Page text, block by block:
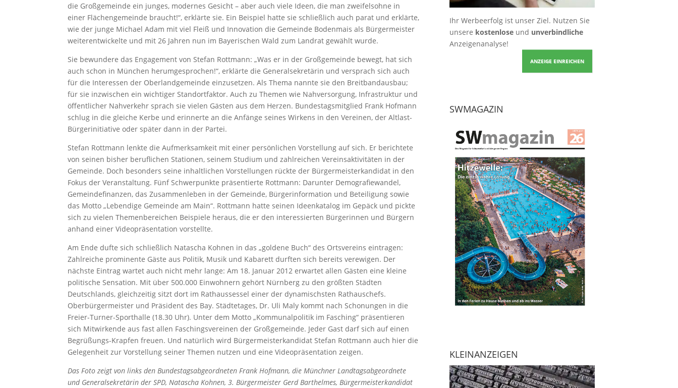
die Großgemeinde ein junges, modernes Gesicht – aber auch viele Ideen, die man zweifelsohne in
einer Flächengemeinde braucht!“, erklärte sie. Ein Beispiel hatte sie schließlich auch parat und erklärte,
wie der junge Michael Adam mit viel Fleiß und Innovation die Gemeinde Bodenmais als Bürgermeister
weiterentwickelte und mit 26 Jahren nun im Bayerischen Wald zum Landrat gewählt wurde.
Sie bewundere das Engagement von Stefan Rottmann: „Was er in der Großgemeinde bewegt, hat sich
auch schon in München herumgesprochen!“, erklärte die Generalsekretärin und versprach sich auch
für die Interessen der Oberlandgemeinde einzusetzen. Als Thema nannte sie den Breitbandausbau;
für sie inzwischen ein wichtiger Standortfaktor. Auch zu Themen wie Nahversorgung, Infrastruktur und
öffentlicher Nahverkehr sprach sie vielen Gästen aus dem Herzen. Bundestagsmitglied Frank Hofmann
schlug in die gleiche Kerbe und erinnerte an die Anfänge seines Wirkens in den Vereinen, der Altlast-
Bürgerinitiative oder später dann in der Partei.
Stefan Rottmann lenkte die Aufmerksamkeit mit einer persönlichen Vorstellung auf sich. Er berichtete
von seinen bisher beruflichen Stationen, seinem Studium und zahlreichen Vereinsaktivitäten in der
Gemeinde. Doch besonders seine inhaltlichen Vorstellungen rückte der Bürgermeisterkandidat in den
Fokus der Veranstaltung. Fünf Schwerpunkte präsentierte Rottmann: Darunter Demografiewandel,
Gemeindefinanzen, das Zusammenleben in der Gemeinde, Bürgerinformation und Beteiligung sowie
das Motto „Lebendige Gemeinde am Main“. Rottmann hatte seinen Ideenkatalog im Gepäck und pickte
sich zu vielen Themenbereichen Beispiele heraus, die er den interessierten Bürgerinnen und Bürgern
anhand einer Videopräsentation vorstellte.
Am Ende dufte sich schließlich Natascha Kohnen in das „goldene Buch“ des Ortsvereins eintragen:
Zahlreiche prominente Gäste aus Politik, Musik und Kabarett durften sich bereits verewigen. Der
nächste Eintrag wartet auch nicht mehr lange: Am 18. Januar 2012 erwartet allen Gästen eine kleine
politische Sensation. Mit über 500.000 Einwohnern gehört Nürnberg zu den größten Städten
Deutschlands, gleichzeitig sitzt dort im Rathaussessel einer der dynamischsten Rathauschefs.
Oberbürgermeister und Präsident des Bay. Städtetages, Dr. Uli Maly kommt nach Schonungen in die
Freier-Turner-Sporthalle (18.30 Uhr). Unter dem Motto „Kommunalpolitik im Fasching“ präsentieren
sich Mitwirkende aus fast allen Faschingsvereinen der Großgemeinde. Jeder Gast darf sich auf einen
Begrüßungs-Krapfen freuen. Und natürlich wird Bürgermeisterkandidat Stefan Rottmann auch hier die
Gelegenheit zur Vorstellung seiner Themen nutzen und eine Videopräsentation zeigen.
Das Foto zeigt von links den Bundestagsabgeordneten Frank Hofmann, die Münchner Landtagsabgeordnete
und Generalsekretärin der SPD, Natascha Kohnen, 3. Bürgermeister Gerd Barthelmes, Bürgermeisterkandidat
Ihr Werbeerfolg ist unser Ziel. Nutzen Sie
unsere kostenloseund unverbindliche
Anzeigenanalyse!
ANZEIGE EINREICHEN
SWMAGAZIN
KLEINANZEIGEN